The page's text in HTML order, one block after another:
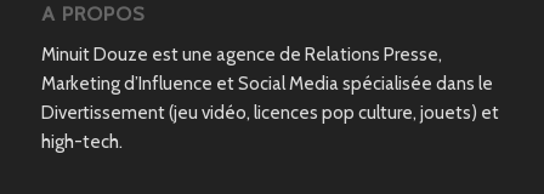
A PROPOS
Minuit Douze est une agence de Relations Presse,
Marketing d’Influence et Social Media spécialisée dans le
Divertissement (jeu vidéo, licences pop culture, jouets) et
high-tech.